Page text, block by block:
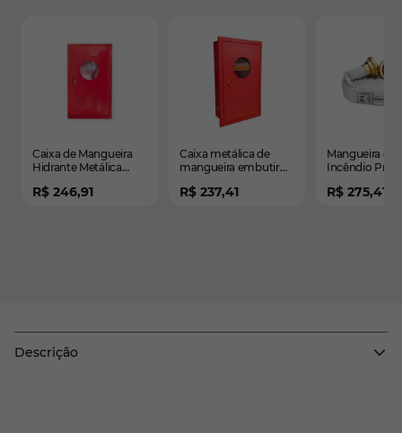
Caixa de Mangueira
Hidrante Metálica
45x75x17cm
R$ 246,91
Caixa metálica de
mangueira embutir
17cm
R$ 237,41
Mangueira de
Incêndio
Segurimax
R$ 275,41
Descrição